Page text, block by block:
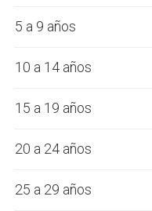
5 a 9 años
10 a 14 años
15 a 19 años
20 a 24 años
25 a 29 años